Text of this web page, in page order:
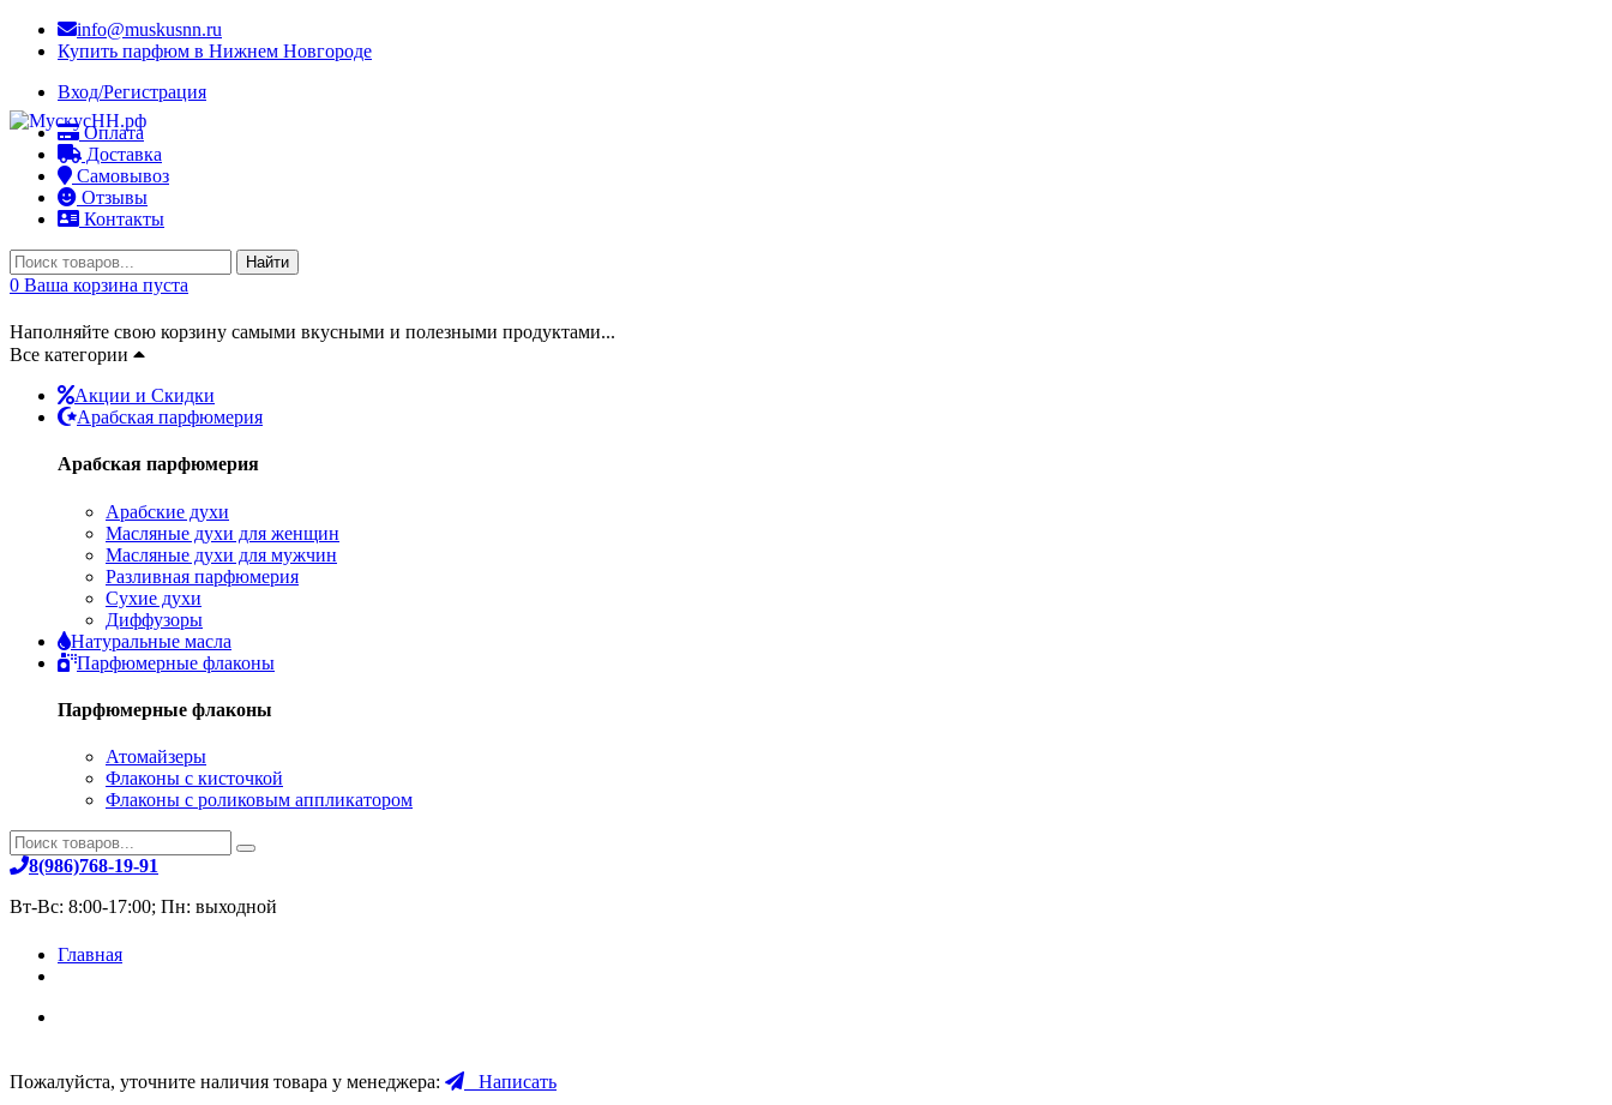
info@muskusnn.ru
Купить парфюм в Нижнем Новгороде
Вход/Регистрация
Оплата
Доставка
Самовывоз
Отзывы
Контакты
Найти
0 Ваша корзина пуста
Наполняйте свою корзину самыми вкусными и полезными продуктами...
Все категории
Акции и Скидки
Арабская парфюмерия
Арабская парфюмерия
Арабские духи
Масляные духи для женщин
Масляные духи для мужчин
Разливная парфюмерия
Сухие духи
Диффузоры
Натуральные масла
Парфюмерные флаконы
Парфюмерные флаконы
Атомайзеры
Флаконы с кисточкой
Флаконы с роликовым аппликатором
8(986)768-19-91
Вт-Вс: 8:00-17:00; Пн: выходной
Главная
Пожалуйста, уточните наличия товара у менеджера:
Написать